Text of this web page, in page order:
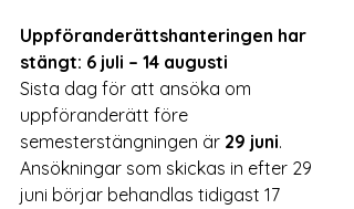
Uppföranderättshanteringen har
stängt: 6 juli – 14 augusti
Sista dag för att ansöka om
uppföranderätt före
semesterstängningen är 29 juni.
Ansökningar som skickas in efter 29
juni börjar behandlas tidigast 17